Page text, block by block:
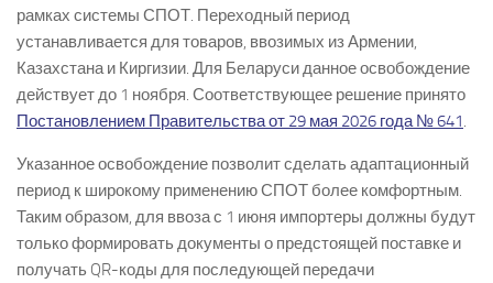
рамках системы СПОТ. Переходный период
устанавливается для товаров, ввозимых из Армении,
Казахстана и Киргизии. Для Беларуси данное освобождение
действует до 1 ноября. Соответствующее решение принято
Постановлением Правительства от 29 мая 2026 года № 641.
Указанное освобождение позволит сделать адаптационный
период к широкому применению СПОТ более комфортным.
Таким образом, для ввоза с 1 июня импортеры должны будут
только формировать документы о предстоящей поставке и
получать QR-коды для последующей передачи